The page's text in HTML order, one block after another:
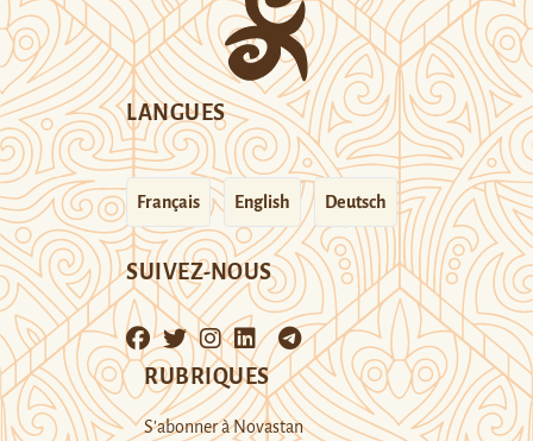
LANGUES
Français English Deutsch
SUIVEZ-NOUS
RUBRIQUES
S’abonner à Novastan